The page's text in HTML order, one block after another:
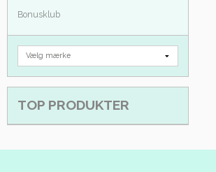
Bonusklub
TOP PRODUKTER